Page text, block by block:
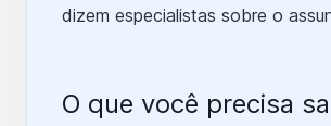
dizem especialistas sobre o
O que você precisa